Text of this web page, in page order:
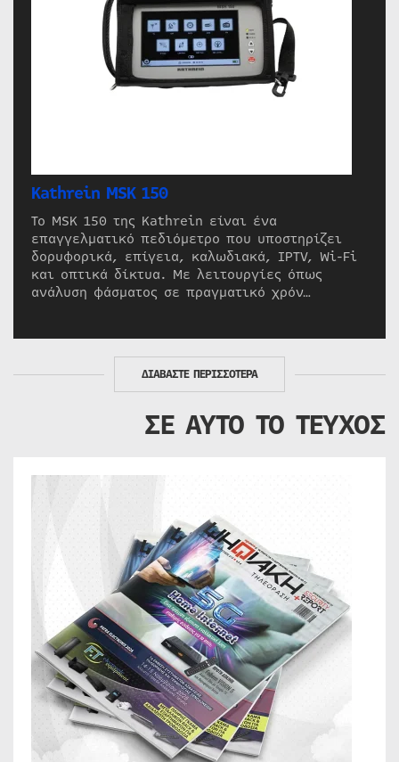
Kathrein MSK 150
Το MSK 150 της Kathrein είναι ένα
επαγγελματικό πεδιόμετρο που υποστηρίζει
δορυφορικά, επίγεια, καλωδιακά, IPTV, Wi-Fi
και οπτικά δίκτυα. Με λειτουργίες όπως
ανάλυση φάσματος σε πραγματικό χρόν…
ΔΙΑΒΑΣΤΕ ΠΕΡΙΣΣΟΤΕΡΑ
ΣΕ ΑΥΤΟ ΤΟ ΤΕΥΧΟΣ